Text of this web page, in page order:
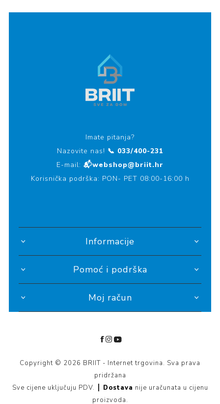
Imate pitanja?
Nazovite nas! 📞 033/400-231
E-mail: 📬webshop@briit.hr
Korisnička podrška: PON- PET 08:00-16:00 h
Informacije
Pomoć i podrška
Moj račun
Copyright © 2026 BRIIT - Internet trgovina. Sva prava
pridržana
Sve cijene uključuju PDV. ┃ Dostava nije uračunata u cijenu
proizvoda.